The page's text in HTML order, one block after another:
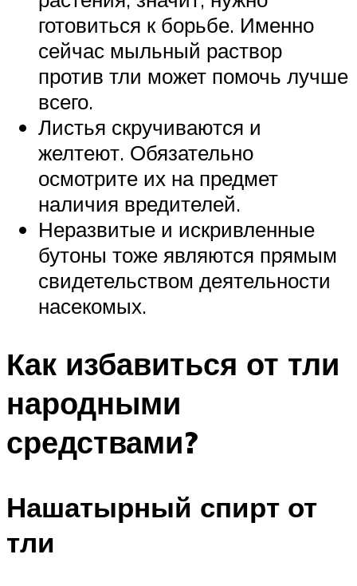
готовиться к борьбе. Именно
сейчас мыльный раствор
против тли может помочь лучше
всего.
Листья скручиваются и
желтеют. Обязательно
осмотрите их на предмет
наличия вредителей.
Неразвитые и искривленные
бутоны тоже являются прямым
свидетельством деятельности
насекомых.
Как избавиться от тли
народными
средствами?
Нашатырный спирт от
тли